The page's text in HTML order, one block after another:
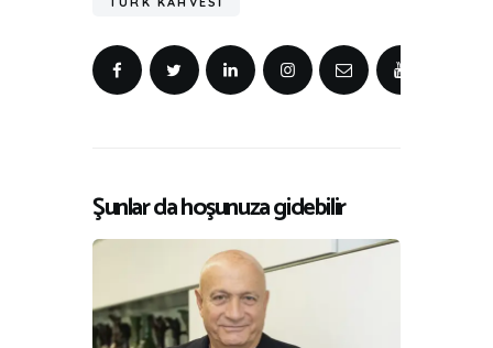
Şunlar da hoşunuza gidebilir